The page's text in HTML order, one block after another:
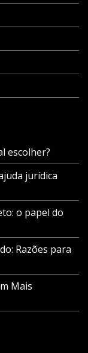
escolher?
jurídica
o papel do
Razões para
Mais